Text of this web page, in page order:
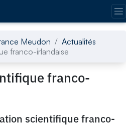
Meudon
Actualités
franco-irlandaise
franco-
scientifique franco-